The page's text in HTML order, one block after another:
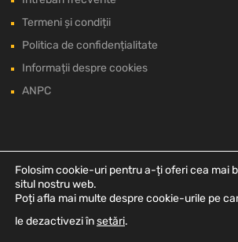
Termeni și condiții
Politica de confidențialitate
Informații despre cookies
ANPC
Folosim cookie-uri pentru a-ți oferi cea mai
situl nostru web.
Poți afla mai multe despre cookie-urile pe
le dezactivezi însetări.